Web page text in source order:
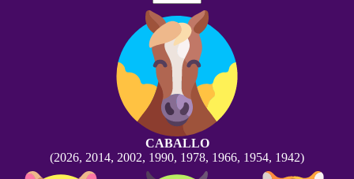
CABALLO
(2026, 2014, 2002, 1990, 1978, 1966, 1954, 1942)